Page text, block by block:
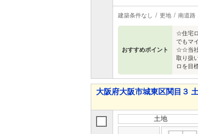
建築条件なし 更地 南道路
おすすめポイント
☆住宅
でもマ
☆☆当社
取り扱
ロを目
大阪府大阪市城東区関目３
土地